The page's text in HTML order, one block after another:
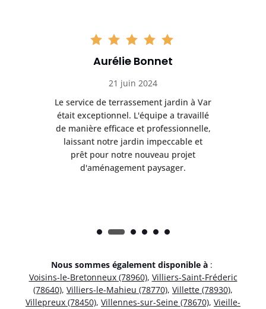
Aurélie Bonnet
21 juin 2024
Le service de terrassement jardin à Var
était exceptionnel. L'équipe a travaillé
de manière efficace et professionnelle,
laissant notre jardin impeccable et
prêt pour notre nouveau projet
d'aménagement paysager.
Nous sommes également disponible à :
Voisins-le-Bretonneux (78960), Villiers-Saint-Fréderic
(78640), Villiers-le-Mahieu (78770), Villette (78930),
Villepreux (78450), Villennes-sur-Seine (78670), Vieille-